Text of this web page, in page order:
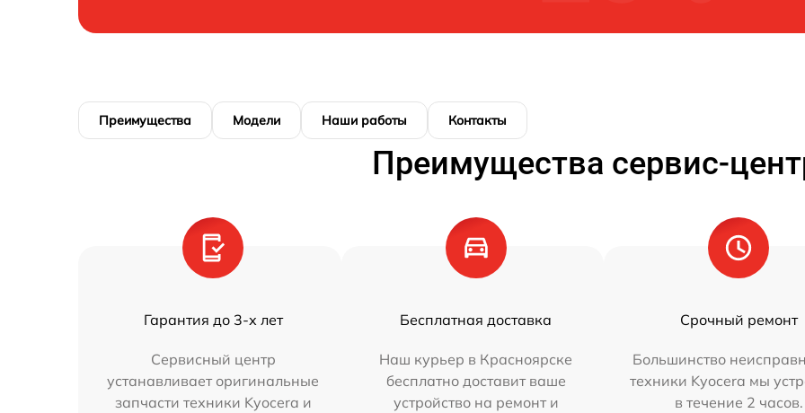
Преимущества Модели Наши работы Контакты
Преимущества сервис-
Гарантия до 3-х лет
Сервисный центр
устанавливает оригинальные
запчасти техники Kyocera и
Бесплатная доставка
Наш курьер в Красноярске
бесплатно доставит ваше
устройство на ремонт и
Срочный ремонт
Большинство
техники Kyocera мы
в течение 2 часов.